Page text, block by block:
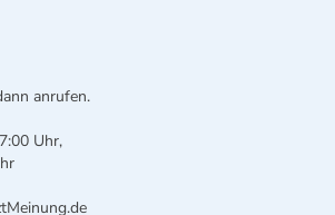
anrufen.
Uhr,